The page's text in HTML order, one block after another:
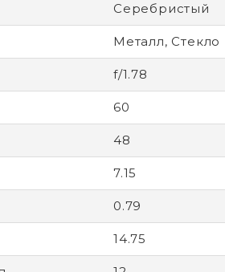
Серебристый
Металл, Стекло
f/1.78
60
48
7.15
0.79
14.75